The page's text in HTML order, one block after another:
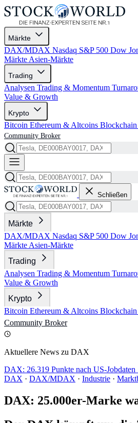
Märkte
DAX/MDAX Nasdaq S&P 500 Dow
Märkte Asien-Märkte
Trading
Analysen Trading & Momentum
Value & Growth
Krypto
Bitcoin Ethereum & Altcoins Blockchain
Community Broker
Schließen
Märkte
DAX/MDAX Nasdaq S&P 500 Dow
Märkte Asien-Märkte
Trading
Analysen Trading & Momentum
Value & Growth
Krypto
Bitcoin Ethereum & Altcoins Blockchain
Community Broker
Aktuellere News zu DAX
DAX: 26.319 Punkte nach US-
DAX · DAX/MDAX · Industrie ·
DAX: 25.000er-Marke